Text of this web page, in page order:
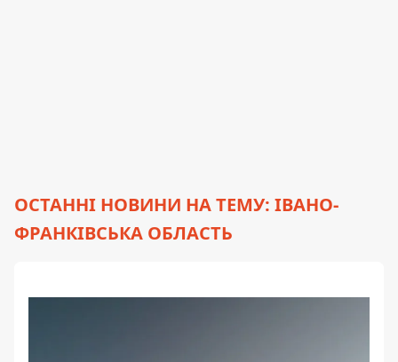
ОСТАННІ НОВИНИ НА ТЕМУ: ІВАНО-
ФРАНКІВСЬКА ОБЛАСТЬ